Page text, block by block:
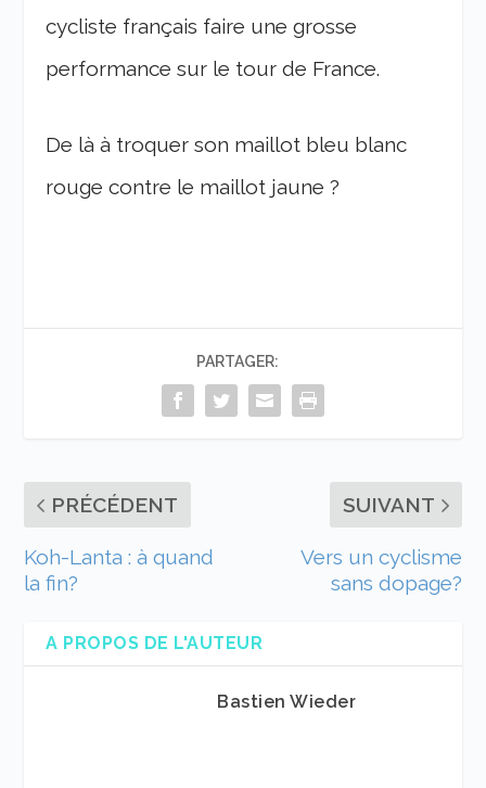
cycliste français faire une grosse
performance sur le tour de France.
De là à troquer son maillot bleu blanc
rouge contre le maillot jaune ?
PARTAGER:
PRÉCÉDENT
Koh-Lanta : à quand
la fin?
SUIVANT
Vers un cyclisme
sans dopage?
A PROPOS DE L'AUTEUR
Bastien Wieder